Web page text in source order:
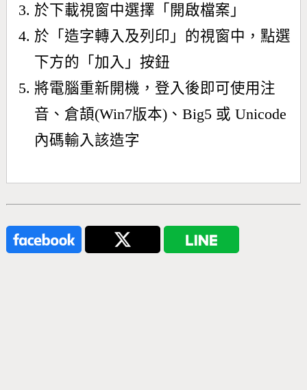
於下載視窗中選擇「開啟檔案」
於「造字轉入及列印」的視窗中，點選
下方的「加入」按鈕
將電腦重新開機，登入後即可使用注
音、倉頡(Win7版本)、Big5 或 Unicode
內碼輸入該造字